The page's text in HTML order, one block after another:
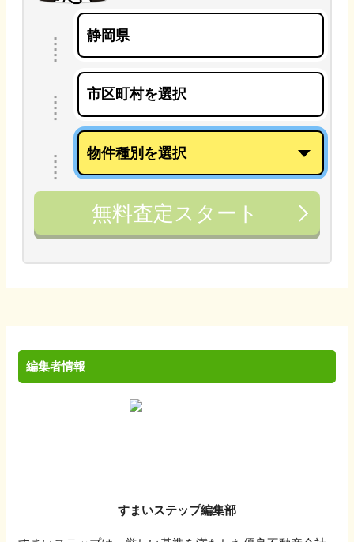
無料査定スタート
編集者情報
すまいステップ編集部